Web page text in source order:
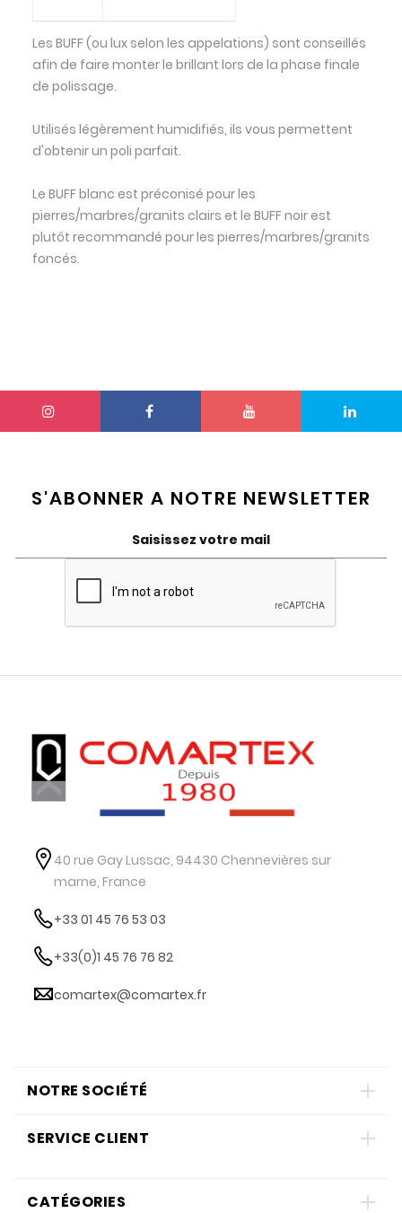
Les BUFF (ou lux selon les appelations) sont conseillés
afin de faire monter le brillant lors de la phase finale
de polissage.
Utilisés légèrement humidifiés, ils vous permettent
d'obtenir un poli parfait.
Le BUFF blanc est préconisé pour les
pierres/marbres/granits clairs et le BUFF noir est
plutôt recommandé pour les pierres/marbres/granits
foncés.
S'ABONNER A NOTRE NEWSLETTER
40 rue Gay Lussac, 94430 Chennevières sur
marne, France
+33 01 45 76 53 03
+33(0)1 45 76 76 82
comartex@comartex.fr
NOTRE SOCIÉTÉ
SERVICE CLIENT
CATÉGORIES